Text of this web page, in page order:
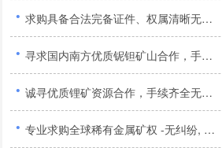
· 求购具备合法完备证件、权属清晰无纠纷且无任何诉讼风险的优质锂矿资源项目...
· 寻求国内南方优质铌钽矿山合作，手续齐全品位达标优先...
· 诚寻优质锂矿资源合作，手续齐全无纠纷优先,合作顺利...
· 专业求购全球稀有金属矿权 -无纠纷, 寻求长期合作伙伴...